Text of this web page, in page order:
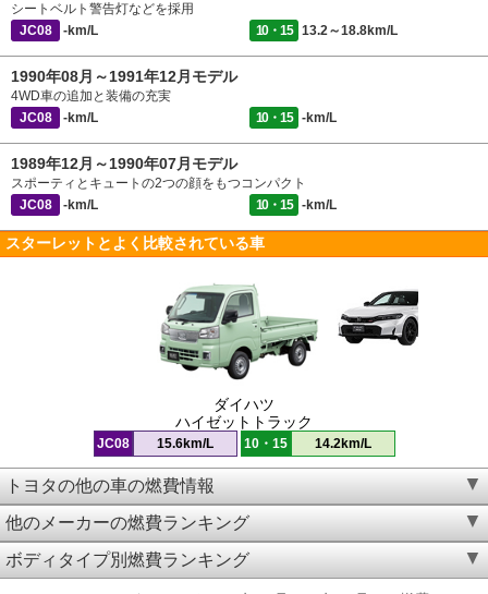
シートベルト警告灯などを採用
JC08
-km/L 10・15 13.2～18.8km/L
1990年08月～1991年12月モデル
4WD車の追加と装備の充実
JC08
-km/L 10・15 -km/L
1989年12月～1990年07月モデル
スポーティとキュートの2つの顔をもつコンパクト
JC08
-km/L 10・15 -km/L
スターレットとよく比較されている車
ダイハツ
ハイゼットトラック
JC08 15.6km/L 10・15 14.2km/L
トヨタの他の車の燃費情報
他のメーカーの燃費ランキング
ボディタイプ別燃費ランキング